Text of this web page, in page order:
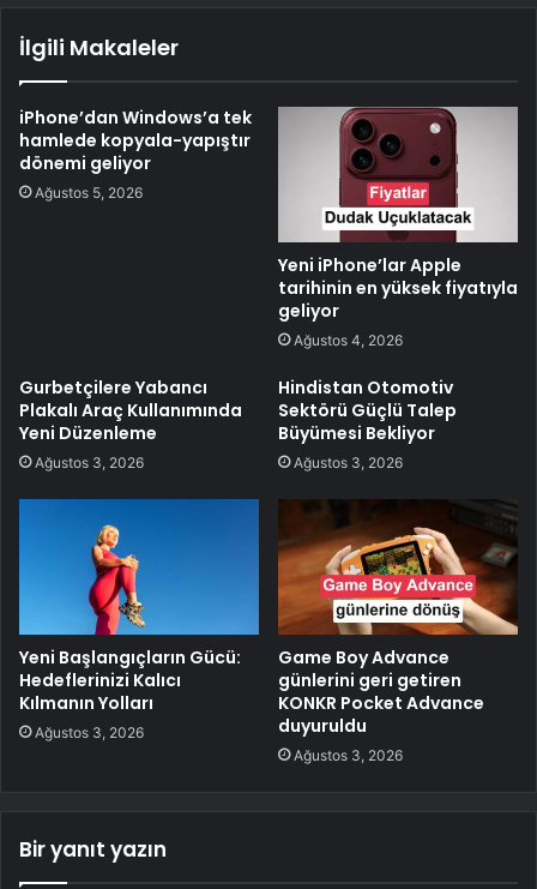
İlgili Makaleler
iPhone’dan Windows’a tek
hamlede kopyala-yapıştır
dönemi geliyor
Ağustos 5, 2026
Yeni iPhone’lar Apple
tarihinin en yüksek fiyatıyla
geliyor
Ağustos 4, 2026
Gurbetçilere Yabancı
Plakalı Araç Kullanımında
Yeni Düzenleme
Ağustos 3, 2026
Hindistan Otomotiv
Sektörü Güçlü Talep
Büyümesi Bekliyor
Ağustos 3, 2026
Yeni Başlangıçların Gücü:
Hedeflerinizi Kalıcı
Kılmanın Yolları
Ağustos 3, 2026
Game Boy Advance
günlerini geri getiren
KONKR Pocket Advance
duyuruldu
Ağustos 3, 2026
Bir yanıt yazın